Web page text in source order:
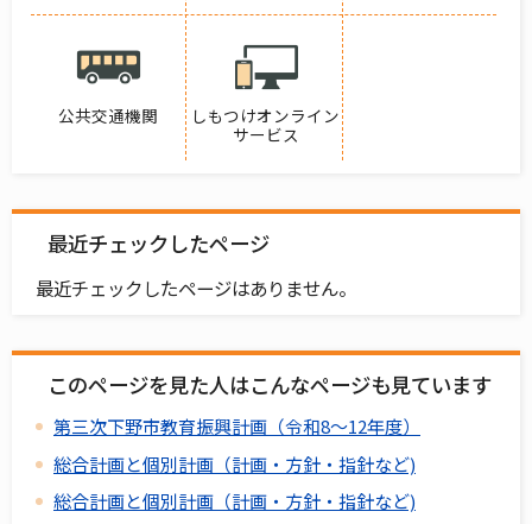
公共交通機関
しもつけオンライン
サービス
最近チェックしたページ
最近チェックしたページはありません。
このページを見た人はこんなページも見ています
第三次下野市教育振興計画（令和8～12年度）
総合計画と個別計画（計画・方針・指針など)
総合計画と個別計画（計画・方針・指針など)